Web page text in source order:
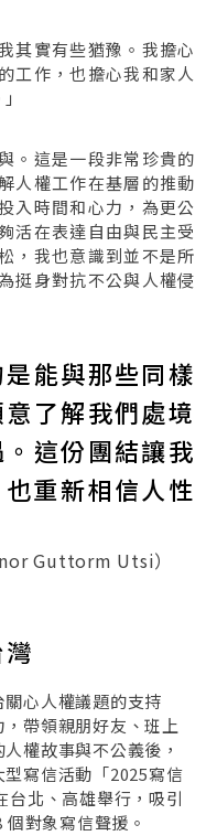
其實有些猶豫。我擔心
工作，也擔心我和家人
。這是一段非常珍貴的
人權工作在基層的推動
入時間和心力，為更公
活在表達自由與民主受
，我也意識到並不是所
挺身對抗不公與人權侵
能與那些同樣
了解我們處境
這份團結讓我
重新相信人性
Guttorm Utsi）
心人權議題的支持
帶領親朋好友、班上
權故事與不公義後，
寫信活動「2025寫信
台北、高雄舉行，吸引
對象寫信聲援。